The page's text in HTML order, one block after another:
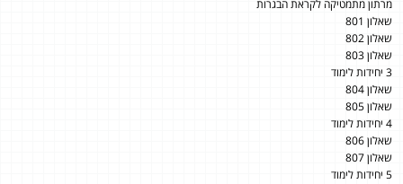
מרתון מתמטיקה לקראת הבגרות
שאלון 801
שאלון 802
שאלון 803
3 יחידות לימוד
שאלון 804
שאלון 805
4 יחידות לימוד
שאלון 806
שאלון 807
5 יחידות לימוד